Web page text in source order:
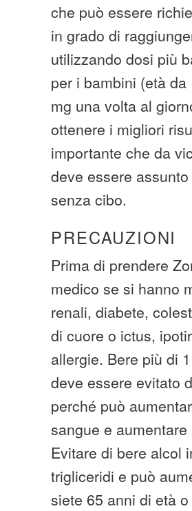
che può essere
in grado di
utilizzando dosi più
per i bambini (età
mg una volta al
ottenere i migliori
importante che da
deve essere
senza cibo.
PRECAUZIONI
Prima di prendere
medico se si hanno
renali, diabete,
di cuore o ictus,
allergie. Bere più di
deve essere evitato
perché può
sangue e
Evitare di bere alcol
trigliceridi e può
siete 65 anni di età